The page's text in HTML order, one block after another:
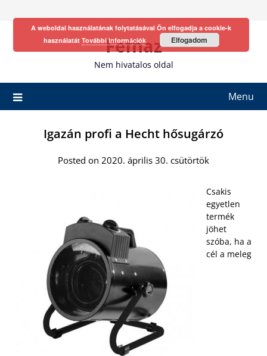
Fefhaz
Nem hivatalos oldal
Menu
Igazán profi a Hecht hősugárzó
Posted on 2020. április 30. csütörtök
Csakis
egyetlen
termék
jöhet
szóba, ha a
cél a meleg
A weboldal használatának folytatásával Ön elfogadja a cookie-k
használatát További információk Elfogadom